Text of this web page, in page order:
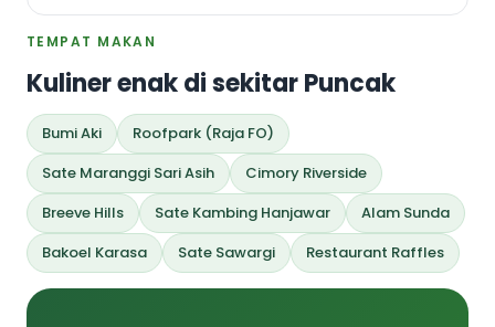
TEMPAT MAKAN
Kuliner enak di sekitar Puncak
Bumi Aki
Roofpark (Raja FO)
Sate Maranggi Sari Asih
Cimory Riverside
Breeve Hills
Sate Kambing Hanjawar
Alam Sunda
Bakoel Karasa
Sate Sawargi Restaurant Raffles